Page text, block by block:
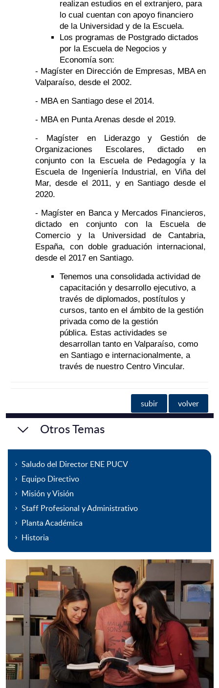
realizan estudios en el extranjero, para
lo cual cuentan con apoyo financiero
de la Universidad y de la Escuela.
Los programas de Postgrado dictados
por la Escuela de Negocios y
Economía son:
- Magíster en Dirección de Empresas, MBA en
Valparaíso, desde el 2002.
- MBA en Santiago dese el 2014.
- MBA en Punta Arenas desde el 2019.
- Magíster en Liderazgo y Gestión de
Organizaciones Escolares, dictado en
conjunto con la Escuela de Pedagogía y la
Escuela de Ingeniería Industrial, en Viña del
Mar, desde el 2011, y en Santiago desde el
2020.
- Magíster en Banca y Mercados Financieros,
dictado en conjunto con la Escuela de
Comercio y la Universidad de Cantabria,
España, con doble graduación internacional,
desde el 2017 en Santiago.
Tenemos una consolidada actividad de
capacitación y desarrollo ejecutivo, a
través de diplomados, postítulos y
cursos, tanto en el ámbito de la gestión
privada como de la gestión
pública. Estas actividades se
desarrollan tanto en Valparaíso, como
en Santiago e internacionalmente, a
través de nuestro Centro Vincular.
subir volver
Otros Temas
Saludo del Director ENE PUCV
Equipo Directivo
Misión y Visión
Staff Profesional y Administrativo
Planta Académica
Historia